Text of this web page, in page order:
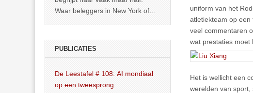
uniform van het
atletiekteam op een
veel commentaren
wat prestaties moet
Het is wellicht een
werelden van
Waar beleggers in New York of
PUBLICATIES
De Leestafel # 108: AI mondiaal
op een tweesprong